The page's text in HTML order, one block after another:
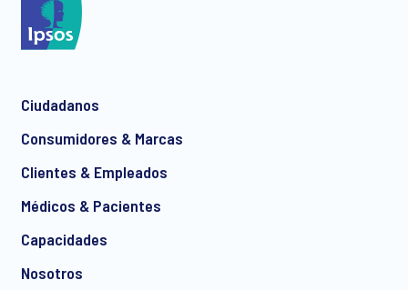
Ciudadanos
Consumidores & Marcas
Clientes & Empleados
Médicos & Pacientes
Capacidades
Nosotros